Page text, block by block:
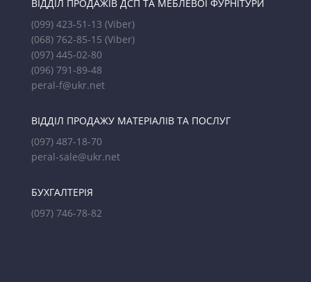
ВІДДІЛ ПРОДАЖІВ ДСП ТА МЕБЛЕВОЇ ФУРНІТУРИ
(099) 423-51-13 (Viber)
(068) 762-85-15 (Viber)
(097) 445-02-80
(096) 791-89-48
peral-f@ukr.net
ВІДДІЛ ПРОДАЖУ МАТЕРІАЛІВ ТА ПОСЛУГ
(097) 487-18-70
peral-sale@ukr.net
БУХГАЛТЕРІЯ
(097) 746-78-82